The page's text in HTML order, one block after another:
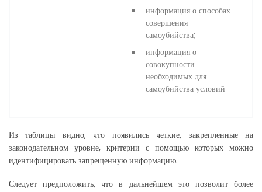
информация о способах
совершения
самоубийства;
информация о
совокупности
необходимых для
самоубийства условий
Из таблицы видно, что появились четкие, закрепленные на
законодательном уровне, критерии с помощью которых можно
идентифицировать запрещенную информацию.
Следует предположить, что в дальнейшем это позволит более